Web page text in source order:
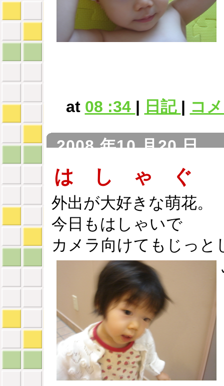
at 08 :34 | 日記 | コ
2008 年10 月20 日
は し ゃ ぐ
外出が大好きな萌花。
今日もはしゃいで
カメラ向けてもじっと